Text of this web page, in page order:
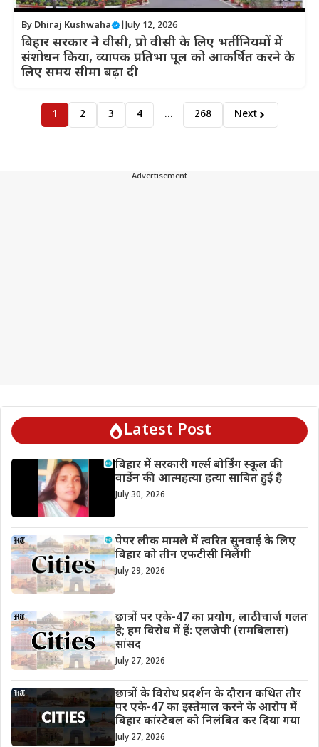
By Dhiraj Kushwaha July 12, 2026
बिहार सरकार ने वीसी, प्रो वीसी के लिए भर्ती नियमों में
संशोधन किया, व्यापक प्रतिभा पूल को आकर्षित करने के
लिए समय सीमा बढ़ा दी
1 2 3 4 … 268 Next
---Advertisement---
Latest Post
बिहार में सरकारी गर्ल्स बोर्डिंग स्कूल की
वार्डेन की आत्महत्या हत्या साबित हुई है
July 30, 2026
पेपर लीक मामले में त्वरित सुनवाई के लिए
बिहार को तीन एफटीसी मिलेंगी
July 29, 2026
छात्रों पर एके-47 का प्रयोग, लाठीचार्ज गलत
है; हम विरोध में हैं: एलजेपी (रामबिलास)
सांसद
July 27, 2026
छात्रों के विरोध प्रदर्शन के दौरान कथित तौर
पर एके-47 का इस्तेमाल करने के आरोप में
बिहार कांस्टेबल को निलंबित कर दिया गया
July 27, 2026